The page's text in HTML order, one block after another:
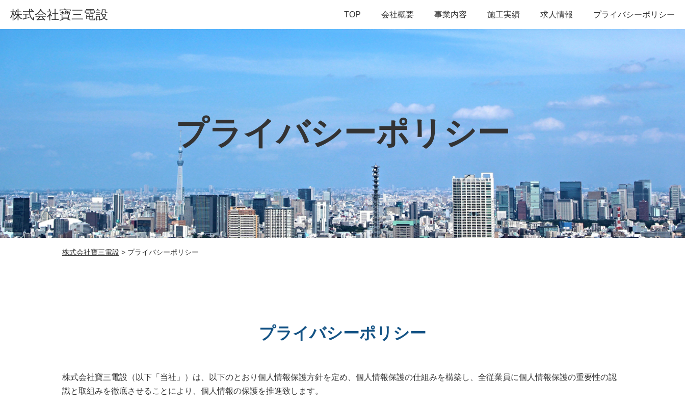
株式会社寶三電設 TOP 会社概要 事業内容 施工実績 求人情報 プライバシーポリシー
プライバシーポリシー
株式会社寶三電設 > プライバシーポリシー
プライバシーポリシー
株式会社寶三電設（以下「当社」）は、以下のとおり個人情報保護方針を定め、個人情報保護の仕組みを構築し、全従業員に個人情報保護の重要性の認
識と取組みを徹底させることにより、個人情報の保護を推進致します。